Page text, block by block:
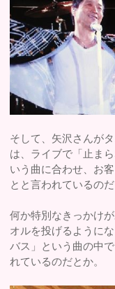
そして、矢沢さんが
は、ライブで「止ま
いう曲に合わせ、お
とと言われているのだ
何か特別なきっかけ
オルを投げるように
バス」という曲の中
れているのだとか。